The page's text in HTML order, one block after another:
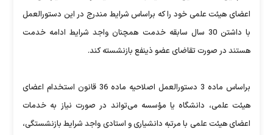
اعضای هیئت علمی خود را كه براساس شرایط مندرج در این دستورالعمل
با داشتن 30 سال سابقه خدمت همچنان واجد شرایط ادامه خدمت
هستند در صورت تقاضای عضو ذینفع بازنشسته كند.
براساس ماده 3 دستورالعمل اصلاحیه ماده 36 قانون استخدام اعضای
هیئت علمی، دانشگاه یا مؤسسه می‌تواند در صورت نیاز به خدمات
اعضای هیئت علمی با مرتبه دانشیاری و استادی واجد شرایط بازنشستگی،